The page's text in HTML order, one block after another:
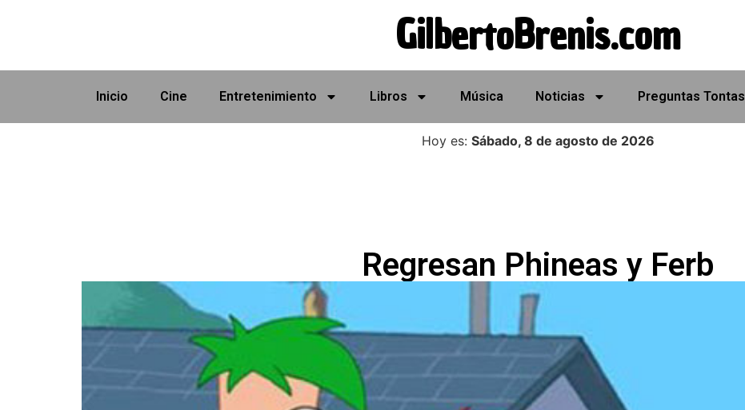
GilbertoBrenis.com
Inicio Cine Entretenimiento Libros Música Noticias Preguntas Tontas
Hoy es: Sábado, 8 de agosto de 2026
Regresan Phineas y Ferb